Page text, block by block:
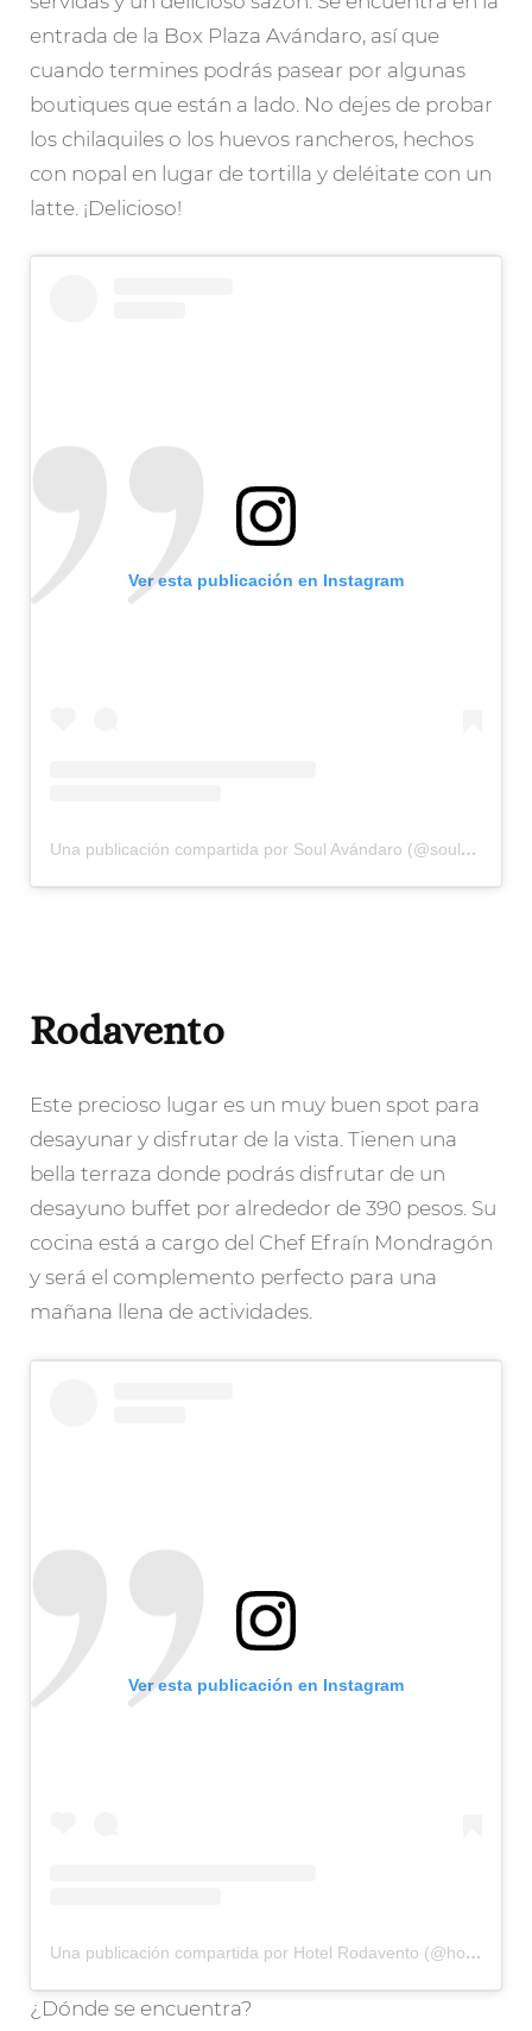
entrada de la Box Plaza Avándaro, así que
cuando termines podrás pasear por algunas
boutiques que están a lado. No dejes de probar
los chilaquiles o los huevos rancheros, hechos
con nopal en lugar de tortilla y deléitate con un
latte. ¡Delicioso!
Ver esta publicación en Instagram
Una publicación compartida por Soul Avándaro (@soulavandaro)
Rodavento
Este precioso lugar es un muy buen spot para
desayunar y disfrutar de la vista. Tienen una
bella terraza donde podrás disfrutar de un
desayuno buffet por alrededor de 390 pesos. Su
cocina está a cargo del Chef Efraín Mondragón
y será el complemento perfecto para una
mañana llena de actividades.
Ver esta publicación en Instagram
Una publicación compartida por Hotel Rodavento (@hotelrodavento)
¿Dónde se encuentra?